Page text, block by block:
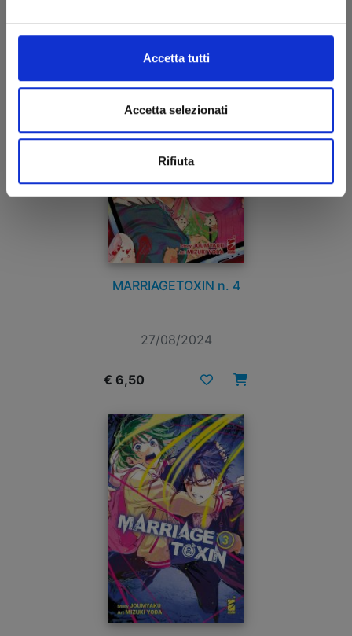
Accetta tutti
Accetta selezionati
Rifiuta
€ 6,50
MARRIAGETOXIN n. 4
27/08/2024
€ 6,50